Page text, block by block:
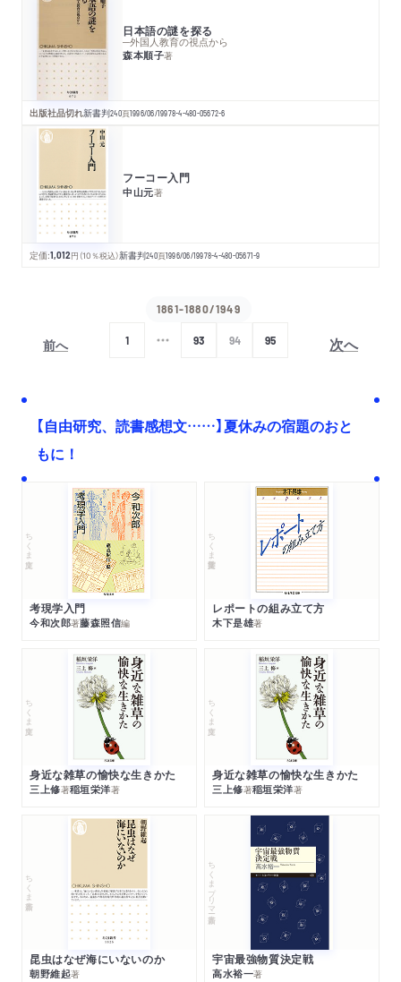
日本語の謎を探る
─外国人教育の視点から
森本順子著
出版社品切れ新書判240頁1996/06/19978-4-480-05672-6
フーコー入門
中山元著
定価:1,012円 （10％税込）新書判240頁1996/06/19978-4-480-05671-9
前へ
1861-1880/1949
1 93 94 95 次へ
【自由研究、読書感想文……】夏休みの宿題のおと
もに！
ちくま文庫
考現学入門
今和次郎著藤森照信編
ちくま学芸文庫
レポートの組み立て方
木下是雄著
ちくま文庫
身近な雑草の愉快な生きかた
三上修著稲垣栄洋著
ちくま文庫
身近な雑草の愉快な生きかた
三上修著稲垣栄洋著
ちくま新書
昆虫はなぜ海にいないのか
朝野維起著
ちくまプリマー新書
宇宙最強物質決定戦
高水裕一著